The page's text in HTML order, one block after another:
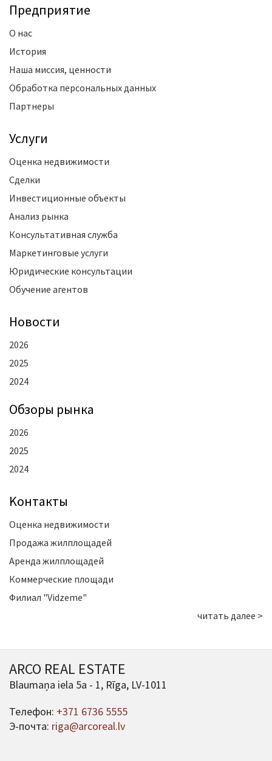
Предприятие
О нас
История
Наша миссия, ценности
Обработка персональных данных
Партнеры
Услуги
Оценка недвижимости
Сделки
Инвестиционные объекты
Анализ рынка
Консультативная служба
Маркетинговые услуги
Юридические консультации
Обучение агентов
Новости
2026
2025
2024
Oбзоры рынка
2026
2025
2024
Kонтакты
Оценка недвижимости
Продажа жилплощадей
Аренда жилплощадей
Коммерческие площади
Филиал "Vidzeme"
читать далее >
ARCO REAL ESTATE
Blaumaņa iela 5a - 1, Rīga, LV-1011
Телефон: +371 6736 5555
Э-почта: riga@arcoreal.lv